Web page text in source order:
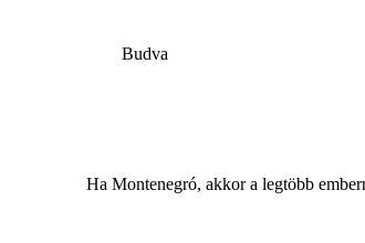
Budva
Ha Montenegró, akkor a legtöbb